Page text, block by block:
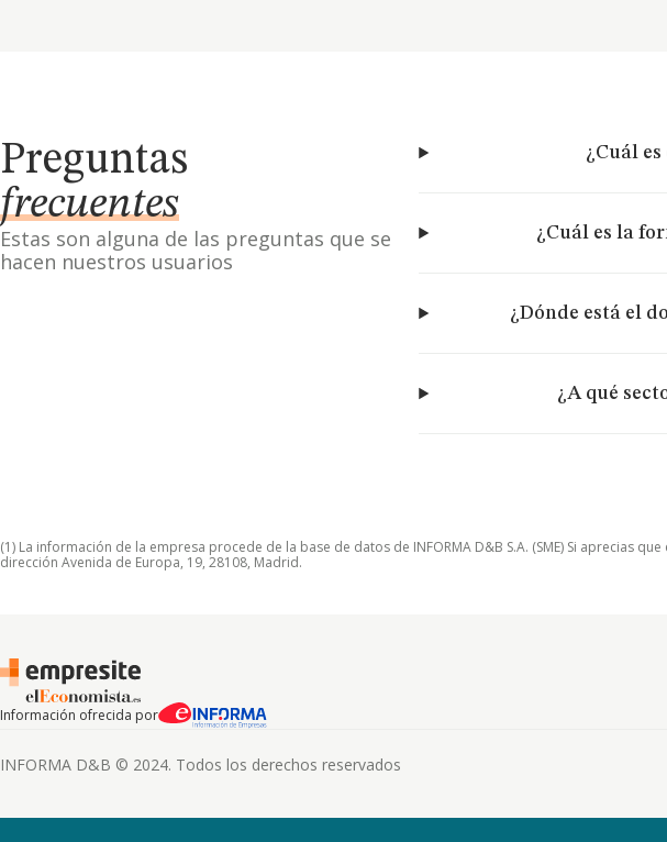
Preguntas
frecuentes
Estas son alguna de las preguntas que se
hacen nuestros usuarios
¿Cuál
¿Cuál es la
¿Dónde está el
¿A qué
(1) La información de la empresa procede de la base de datos de INFORMA D&B S.A. (SME) Si aprecias
dirección Avenida de Europa, 19, 28108, Madrid.
Información ofrecida por
INFORMA D&B © 2024. Todos los derechos reservados